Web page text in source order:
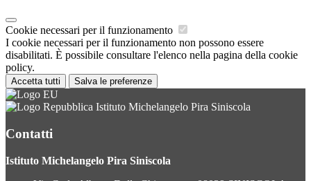
Cookie necessari per il funzionamento
I cookie necessari per il funzionamento non possono essere
disabilitati. È possibile consultare l'elenco nella pagina della cookie
policy.
Accetta tutti Salva le preferenze
Istituto Michelangelo Pira Siniscola
Contatti
Istituto Michelangelo Pira Siniscola